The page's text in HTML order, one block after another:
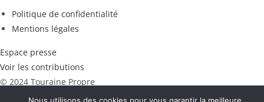
Politique de confidentialité
Mentions légales
Espace presse
Voir les contributions
© 2024 Touraine Propre